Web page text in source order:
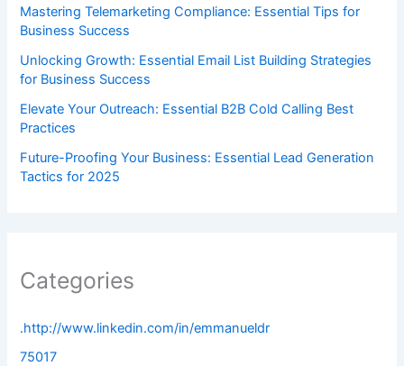
Mastering Telemarketing Compliance: Essential Tips for
Business Success
Unlocking Growth: Essential Email List Building Strategies
for Business Success
Elevate Your Outreach: Essential B2B Cold Calling Best
Practices
Future-Proofing Your Business: Essential Lead Generation
Tactics for 2025
Categories
.http://www.linkedin.com/in/emmanueldr
75017